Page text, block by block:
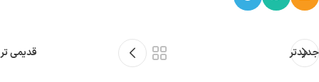
جدیدتر قدیمی تر